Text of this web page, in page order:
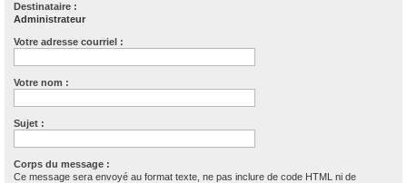
Destinataire :
Administrateur
Votre adresse courriel :
Votre nom :
Sujet :
Corps du message :
Ce message sera envoyé au format texte, ne pas inclure de code HTML ni de